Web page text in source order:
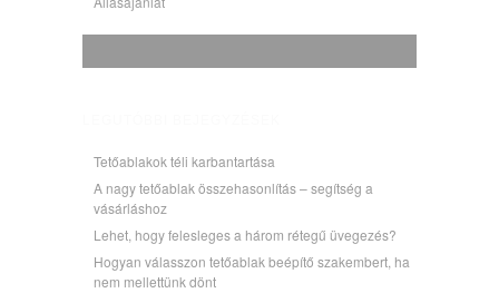
Tetőablakok téli karbantartása
A nagy tetőablak összehasonlítás – segítség a
vásárláshoz
Lehet, hogy felesleges a három rétegű üvegezés?
Hogyan válasszon tetőablak beépítő szakembert, ha
nem mellettünk dönt